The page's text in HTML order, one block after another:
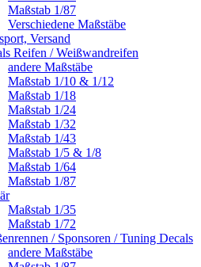
Maßstab 1/87
Verschiedene Maßstäbe
Versand
Reifen / Weißwandreifen
andere Maßstäbe
Maßstab 1/10 & 1/12
Maßstab 1/18
Maßstab 1/24
Maßstab 1/32
Maßstab 1/43
Maßstab 1/5 & 1/8
Maßstab 1/64
Maßstab 1/87
Maßstab 1/35
Maßstab 1/72
/ Sponsoren / Tuning Decals
andere Maßstäbe